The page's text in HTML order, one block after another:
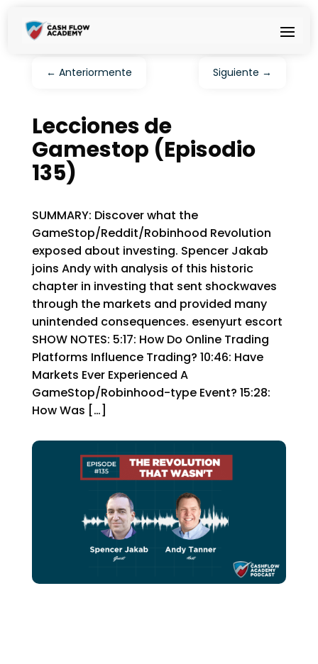
← Anteriormente Siguiente →
Lecciones de
Gamestop (Episodio
135)
SUMMARY: Discover what the
GameStop/Reddit/Robinhood Revolution
exposed about investing. Spencer Jakab
joins Andy with analysis of this historic
chapter in investing that sent shockwaves
through the markets and provided many
unintended consequences. esenyurt escort
SHOW NOTES: 5:17: How Do Online Trading
Platforms Influence Trading? 10:46: Have
Markets Ever Experienced A
GameStop/Robinhood-type Event? 15:28:
How Was […]